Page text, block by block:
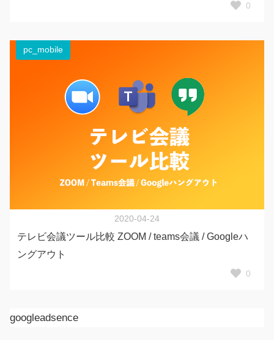
0
pc_mobile
2020-04-24
テレビ会議ツール比較 ZOOM / teams会議 / Googleハ
ングアウト
0
googleadsence